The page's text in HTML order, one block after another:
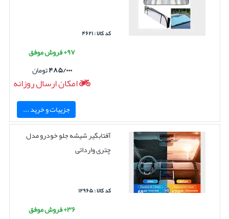
کد کالا : ۴۶۲۱
۹۷+ فروش موفق
۴۸۵/۰۰۰تومان
امکان ارسال روزانه
جزییات و خرید ...
آفتابگیر شیشه جلو خودرو مدل
چتری وارداتی
کد کالا : ۱۲۹۶۵
۳۶+ فروش موفق